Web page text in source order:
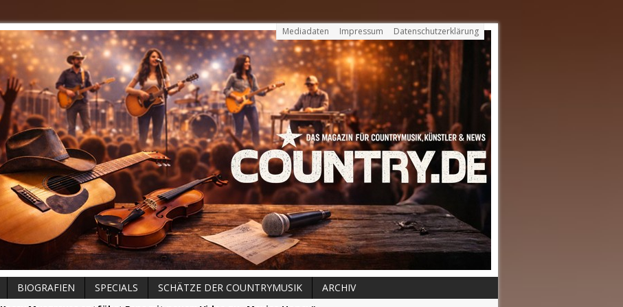
Mediadaten Impressum Datenschutzerklärung
BIOGRAFIEN SPECIALS SCHÄTZE DER COUNTRYMUSIK
ARCHIV